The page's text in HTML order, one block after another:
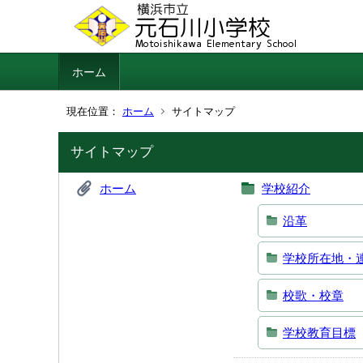
ホーム
現在位置： ホーム サイトマップ
サイトマップ
ホーム 学校紹介
沿革
学校所在地・
校歌・校章
学校教育目標